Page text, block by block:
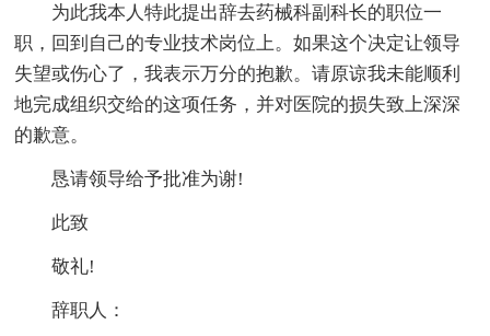
为此我本人特此提出辞去药械科副科长的职位一
职，回到自己的专业技术岗位上。如果这个决定让领导
失望或伤心了，我表示万分的抱歉。请原谅我未能顺利
地完成组织交给的这项任务，并对医院的损失致上深深
的歉意。
恳请领导给予批准为谢!
此致
敬礼!
辞职人：